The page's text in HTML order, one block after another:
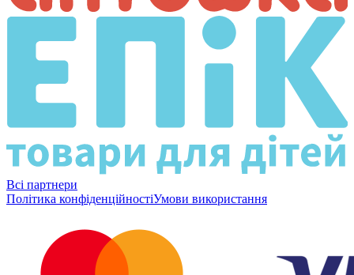
Всі партнери
Політика конфіденційностіУмови використання